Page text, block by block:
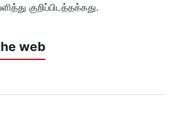
குறிப்பிடத்தக்கது.
web